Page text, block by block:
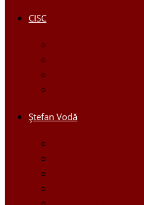
CISC
Ştefan Vodă